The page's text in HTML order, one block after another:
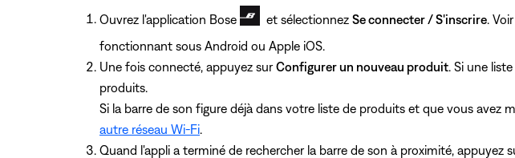
Ouvrez l'application Bose et sélectionnez Se connecter / S'inscrire . Voir
fonctionnant sous Android ou Apple iOS.
Une fois connecté, appuyez surConfigurer un nouveau produit . Si une
produits.
Si la barre de son figure déjà dans votre liste de produits et que vous avez
autre réseau Wi-Fi
Quand l'appli a terminé de rechercher la barre de son à proximité, appuyez